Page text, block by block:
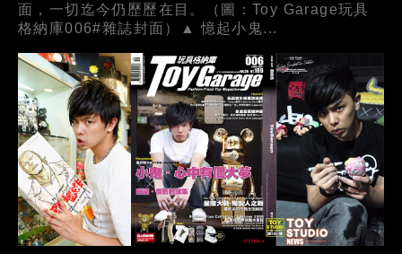
面，一切迄今仍歷歷在目。（圖：Toy Garage玩具
格納庫006#雜誌封面）▲ 憶起小鬼...